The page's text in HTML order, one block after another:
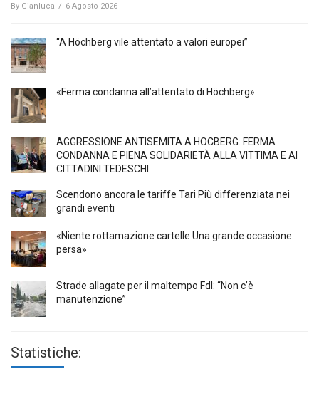
By Gianluca / 6 Agosto 2026
“A Höchberg vile attentato a valori europei”
«Ferma condanna all’attentato di Höchberg»
AGGRESSIONE ANTISEMITA A HÖCBERG: FERMA
CONDANNA E PIENA SOLIDARIETÀ ALLA VITTIMA E AI
CITTADINI TEDESCHI
Scendono ancora le tariffe Tari Più differenziata nei
grandi eventi
«Niente rottamazione cartelle Una grande occasione
persa»
Strade allagate per il maltempo FdI: “Non c’è
manutenzione”
Statistiche: